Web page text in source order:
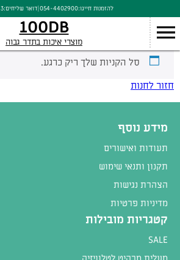
להזמנות חייגו:054-4402900
|דואר שליחים:3 ימי עסקים
100DB
מוצרי איכות בתדר גבוה
סל הקניות שלך ריק כרגע.
חזור לחנות
מידע נוסף
תעודות ואישורים
תקנון ותנאי שימוש
הצהרת נגישות
מדיניות פרטיות
קטגריות מובילות
SALE